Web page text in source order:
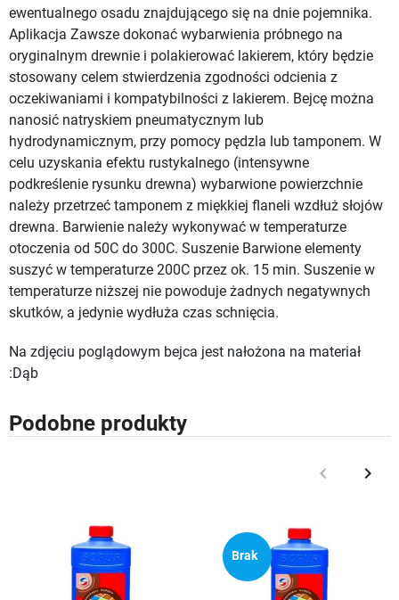
ewentualnego osadu znajdującego się na dnie pojemnika.
Aplikacja Zawsze dokonać wybarwienia próbnego na
oryginalnym drewnie i polakierować lakierem, który będzie
stosowany celem stwierdzenia zgodności odcienia z
oczekiwaniami i kompatybilności z lakierem. Bejcę można
nanosić natryskiem pneumatycznym lub
hydrodynamicznym, przy pomocy pędzla lub tamponem. W
celu uzyskania efektu rustykalnego (intensywne
podkreślenie rysunku drewna) wybarwione powierzchnie
należy przetrzeć tamponem z miękkiej flaneli wzdłuż słojów
drewna. Barwienie należy wykonywać w temperaturze
otoczenia od 50C do 300C. Suszenie Barwione elementy
suszyć w temperaturze 200C przez ok. 15 min. Suszenie w
temperaturze niższej nie powoduje żadnych negatywnych
skutków, a jedynie wydłuża czas schnięcia.
Na zdjęciu poglądowym bejca jest nałożona na materiał
:Dąb
Podobne produkty
Poprzedni
keyboard_arrow_left keyboard_arrow_right
Brak